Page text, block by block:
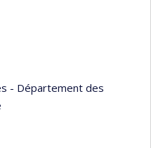
- Département des